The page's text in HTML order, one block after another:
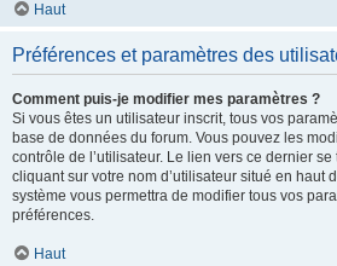
Haut
Préférences et paramètres des
Comment puis-je modifier mes paramètres ?
Si vous êtes un utilisateur inscrit, tous vos
base de données du forum. Vous pouvez les
contrôle de l’utilisateur. Le lien vers ce dernier
cliquant sur votre nom d’utilisateur situé en haut
système vous permettra de modifier tous vos
préférences.
Haut